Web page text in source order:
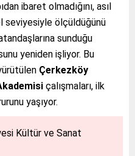
ibaret olmadığını, asıl
seviyesiyle ölçüldüğünü
sunduğu
yeniden işliyor. Bu
Çerkezköy
çalışmaları, ilk
yaşıyor.
Kültür ve Sanat